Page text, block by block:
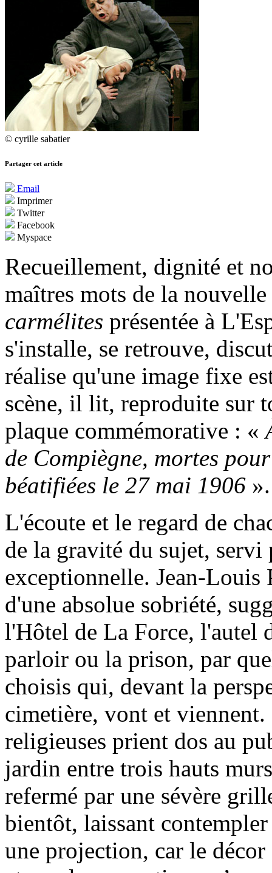
© cyrille sabatier
Partager cet article
Email
Imprimer
Twitter
Facebook
Myspace
Recueillement, dignité et
maîtres mots de la
carmélites présentée à
s'installe, se retrouve,
réalise qu'une image fixe
scène, il lit, reproduite sur
plaque commémorative : «
de Compiègne, mortes
béatifiées le 27 mai 1906 ».
L'écoute et le regard de
de la gravité du sujet,
exceptionnelle. Jean-Louis
d'une absolue sobriété,
l'Hôtel de La Force, l'autel
parloir ou la prison, par
choisis qui, devant la
cimetière, vont et viennent.
religieuses prient dos au
jardin entre trois hauts
refermé par une sévère
bientôt, laissant
une projection, car le